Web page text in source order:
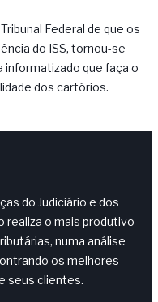
Federal de que os
do ISS, tornou-se
que faça o
dos cartórios.
do Judiciário e dos
realiza o mais produtivo
numa análise
os melhores
seus clientes.